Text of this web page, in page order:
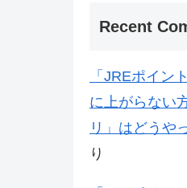
Recent
「JREポイン
に上がらない
リ」はどうや
り